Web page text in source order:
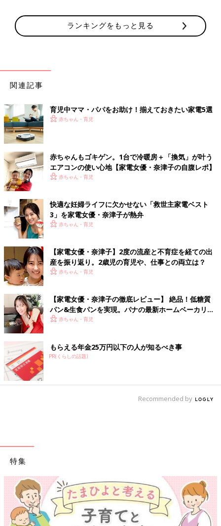
ランキングをもっと見る
関連記事
育児中ママ・パパをお助け！揃えておきたい家電5選
赤ちゃん・育児
赤ちゃんもゴキゲン。1台で冷暖房＋「換気」が叶う
エアコンの使い心地【家電女優・奈津子の自腹レポ】
赤ちゃん・育児
快適な妊婦ライフに欠かせない「救世主家電ベスト
3」を家電女優・奈津子が熱弁
赤ちゃん・育児
【家電女優・奈津子】2度の流産と不育症を経ての出
産を振り返り。2歳児の育児や、仕事との両立は？
赤ちゃん・育児
【家電女優・奈津子の徹底レビュー】 絶品！低糖質
パン&生食パンを実現。パナの最新ホームベーカリー
は食卓の救世主だった
赤ちゃん・育児
もらえる年金25万円以下の人が知るべき事
PR(くらしの話題)
Recommended by
特集